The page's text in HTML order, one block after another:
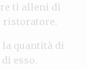
ti alleni di
ristoratore.
quantità di
di esso.